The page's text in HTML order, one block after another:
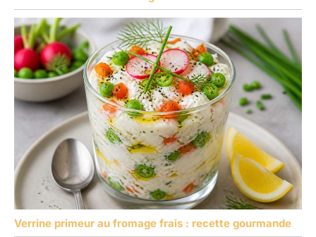
Verrine primeur au fromage frais : recette gourmande